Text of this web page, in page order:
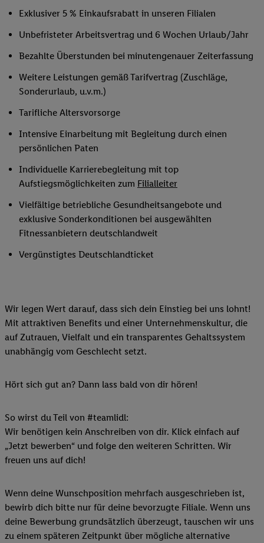
Exklusiver 5 % Einkaufsrabatt in unseren Filialen
Unbefristeter Arbeitsvertrag und 6 Wochen Urlaub/Jahr
Bezahlte Überstunden bei minutengenauer Zeiterfassung
Weitere Leistungen gemäß Tarifvertrag (Zuschläge,
Sonderurlaub, u.v.m.)
Tarifliche Altersvorsorge
Intensive Einarbeitung mit Begleitung durch einen
persönlichen Paten
Individuelle Karrierebegleitung mit top
Aufstiegsmöglichkeiten zum Filialleiter
Vielfältige betriebliche Gesundheitsangebote und
exklusive Sonderkonditionen bei ausgewählten
Fitnessanbietern deutschlandweit
Vergünstigtes Deutschlandticket
Wir legen Wert darauf, dass sich dein Einstieg bei uns lohnt!
Mit attraktiven Benefits und einer Unternehmenskultur, die
auf Zutrauen, Vielfalt und ein transparentes Gehaltssystem
unabhängig vom Geschlecht setzt.
Hört sich gut an? Dann lass bald von dir hören!
So wirst du Teil von #teamlidl:
Wir benötigen kein Anschreiben von dir. Klick einfach auf
„Jetzt bewerben“ und folge den weiteren Schritten. Wir
freuen uns auf dich!
Wenn deine Wunschposition mehrfach ausgeschrieben ist,
bewirb dich bitte nur für deine bevorzugte Filiale. Wenn uns
deine Bewerbung grundsätzlich überzeugt, tauschen wir uns
zu einem späteren Zeitpunkt über mögliche alternative